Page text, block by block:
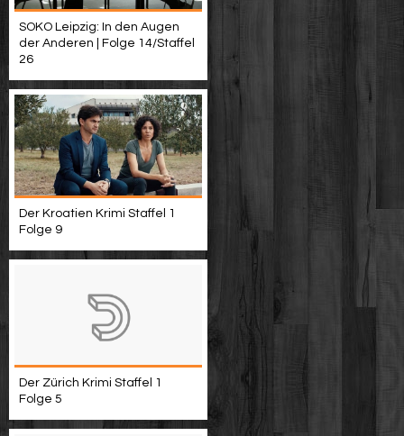
SOKO Leipzig: In den Augen
der Anderen | Folge 14/Staffel
26
Der Kroatien Krimi Staffel 1
Folge 9
Der Zürich Krimi Staffel 1
Folge 5